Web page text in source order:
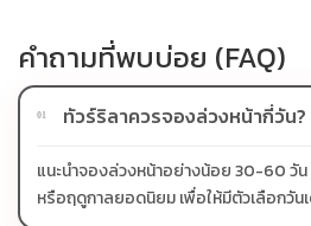
คำถามที่พบบ่อย (FAQ)
01 ทัวร์ริลาควรจองล่วงหน้ากี่วัน?
แนะนำจองล่วงหน้าอย่างน้อย 30-60 วัน
หรือฤดูกาลยอดนิยม เพื่อให้มีตัวเลือกวันเ